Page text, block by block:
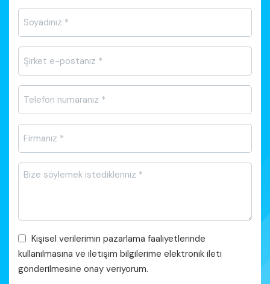
posta
*
*
Mesajı
Pazarlama
Faaliyetleri
Onayı
Kişisel verilerimin pazarlama faaliyetlerinde
kullanılmasına ve iletişim bilgilerime elektronik ileti
gönderilmesine onay veriyorum.